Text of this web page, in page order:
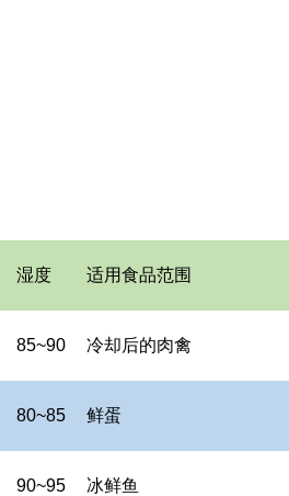
湿度 适用食品范围
85~90 冷却后的肉禽
80~85 鲜蛋
90~95 冰鲜鱼